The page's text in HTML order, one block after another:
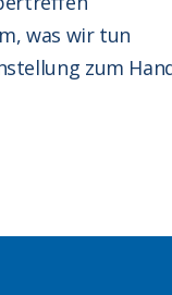
was wir tun
zum